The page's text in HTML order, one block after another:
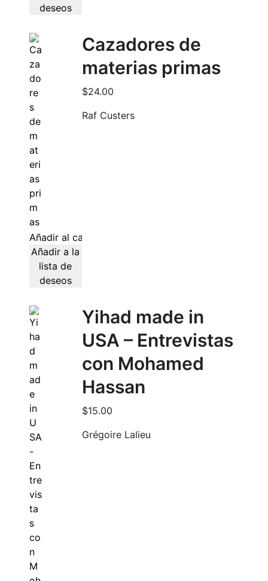
deseos
Añadir al carrito
Añadir a la
lista de
deseos
Cazadores de
materias primas
$24.00
Raf Custers
Yihad made in
USA – Entrevistas
con Mohamed
Hassan
$15.00
Grégoire Lalieu